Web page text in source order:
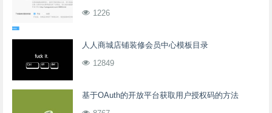
1226
人人商城店铺装修会员中心模板目录
12849
基于OAuth的开放平台获取用户授权码的方法